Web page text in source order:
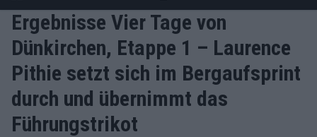
Ergebnisse Vier Tage von
Dünkirchen, Etappe 1 – Laurence
Pithie setzt sich im Bergaufsprint
durch und übernimmt das
Führungstrikot